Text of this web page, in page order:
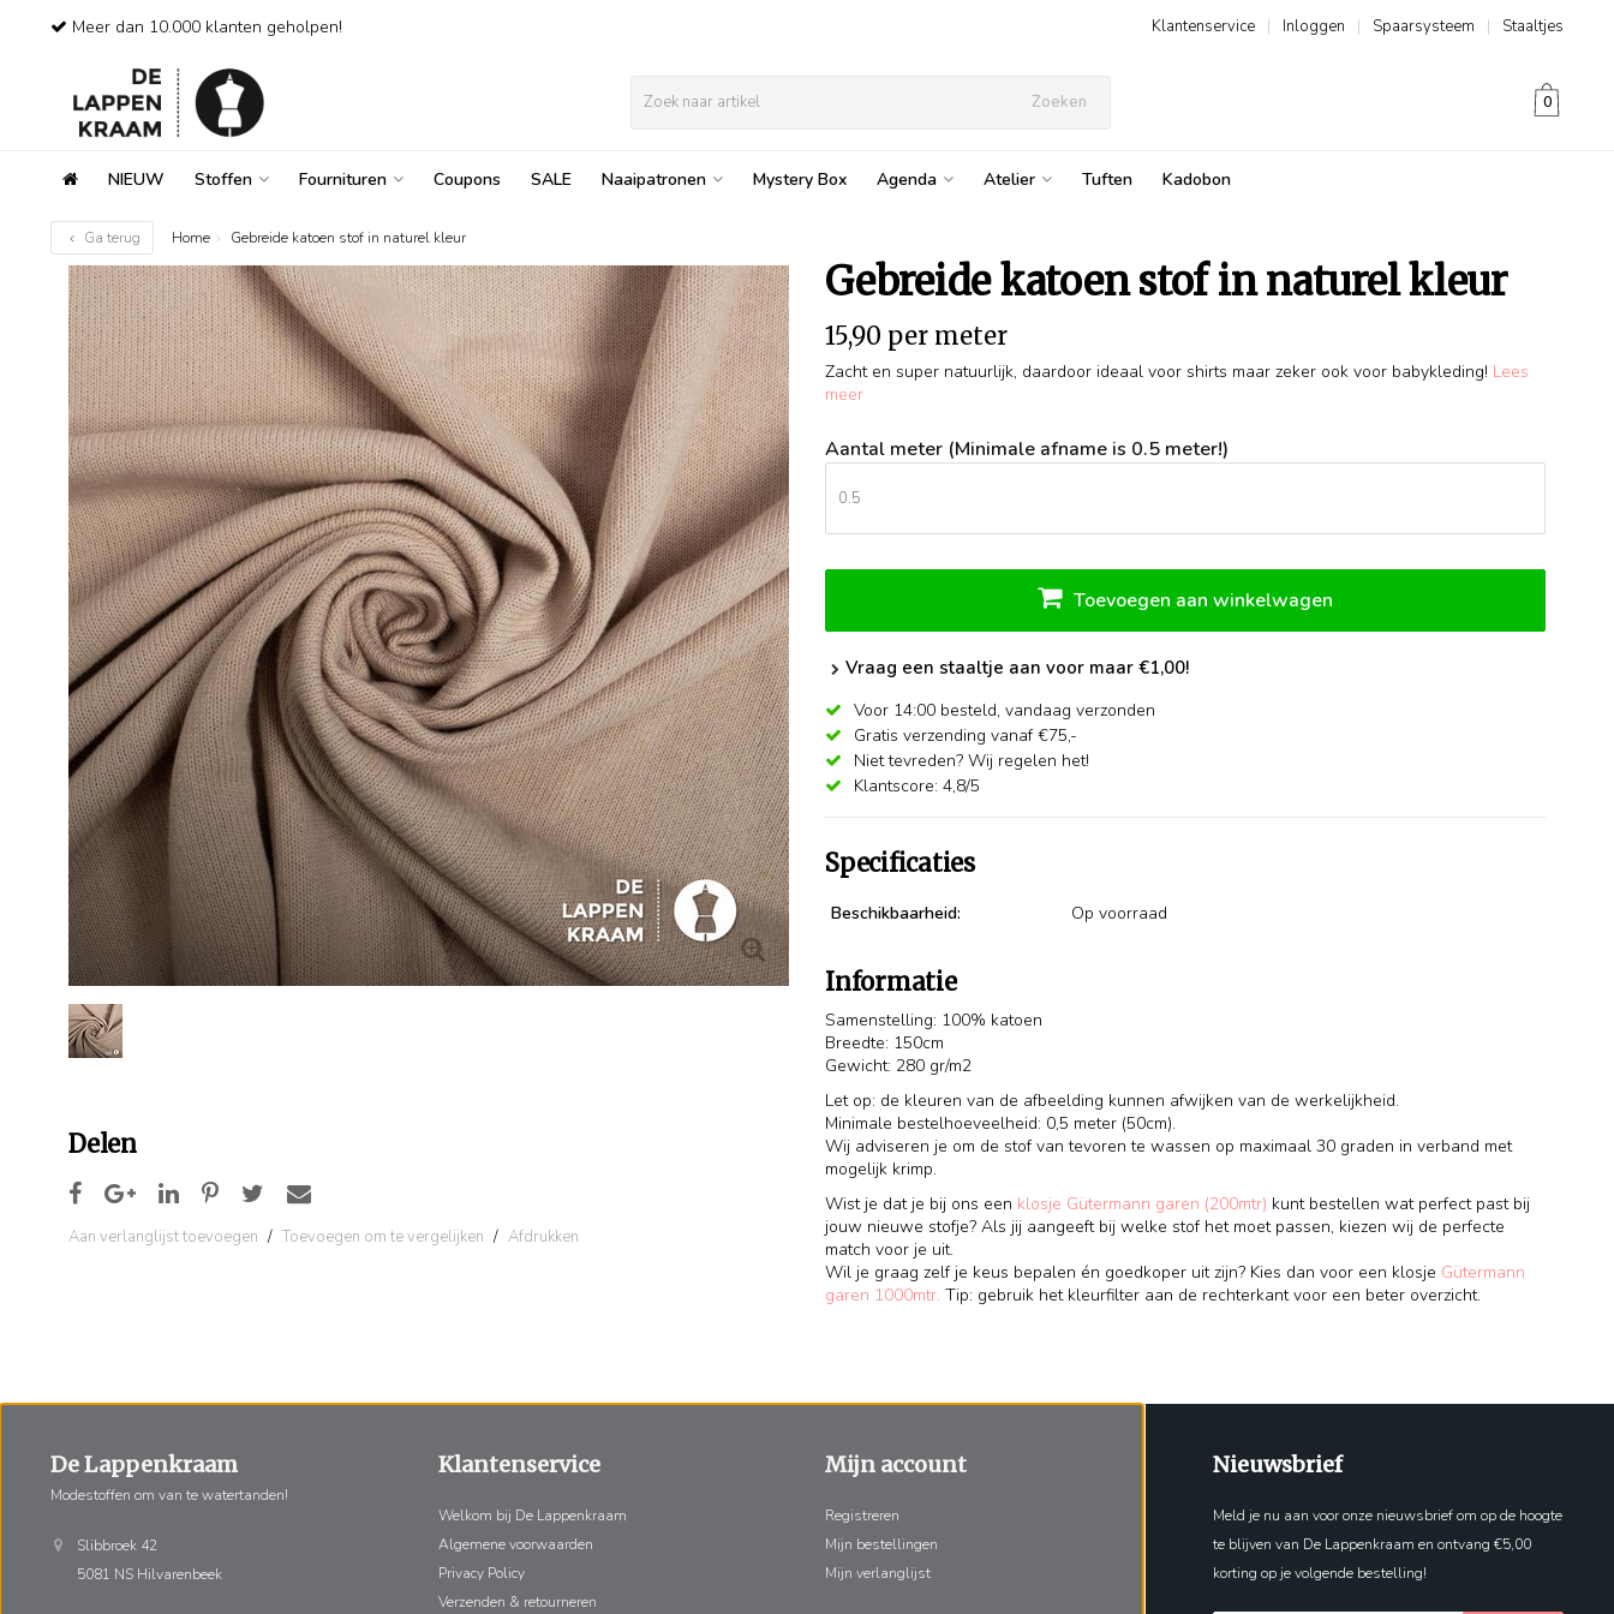
Meer dan 10.000 klanten geholpen! Staaltjes
|
Spaarsysteem
|
Inloggen
|
Klantenservice
Zoeken 0
NIEUW Stoffen Fournituren Coupons SALE Naaipatronen Mystery Box Agenda Atelier Tuften Kadobon
Ga terug Home Gebreide katoen stof in naturel kleur
Delen
Aan verlanglijst toevoegen / Toevoegen om te vergelijken / Afdrukken
Gebreide katoen stof in naturel kleur
15,90 per meter
Zacht en super natuurlijk, daardoor ideaal voor shirts maar zeker ook voor babykleding! Lees
meer
Aantal meter (Minimale afname is 0.5 meter!)
Toevoegen aan winkelwagen
Vraag een staaltje aan voor maar €1,00!
Voor 14:00 besteld, vandaag verzonden
Gratis verzending vanaf €75,-
Niet tevreden? Wij regelen het!
Klantscore: 4,8/5
Specificaties
Beschikbaarheid: Op voorraad
Informatie
Samenstelling: 100% katoen
Breedte: 150cm
Gewicht: 280 gr/m2
Let op: de kleuren van de afbeelding kunnen afwijken van de werkelijkheid.
Minimale bestelhoeveelheid: 0,5 meter (50cm).
Wij adviseren je om de stof van tevoren te wassen op maximaal 30 graden in verband met
mogelijk krimp.
Wist je dat je bij ons een klosje Gütermann garen (200mtr) kunt bestellen wat perfect past bij
jouw nieuwe stofje? Als jij aangeeft bij welke stof het moet passen, kiezen wij de perfecte
match voor je uit.
Wil je graag zelf je keus bepalen én goedkoper uit zijn? Kies dan voor een klosje Gütermann
garen 1000mtr. Tip: gebruik het kleurfilter aan de rechterkant voor een beter overzicht.
De Lappenkraam
Modestoffen om van te watertanden!
Slibbroek 42
5081 NS Hilvarenbeek
Klantenservice
Welkom bij De Lappenkraam
Algemene voorwaarden
Privacy Policy
Verzenden & retourneren
Mijn account
Registreren
Mijn bestellingen
Mijn verlanglijst
Nieuwsbrief
Meld je nu aan voor onze nieuwsbrief om op de hoogte
te blijven van De Lappenkraam en ontvang €5,00
korting op je volgende bestelling!